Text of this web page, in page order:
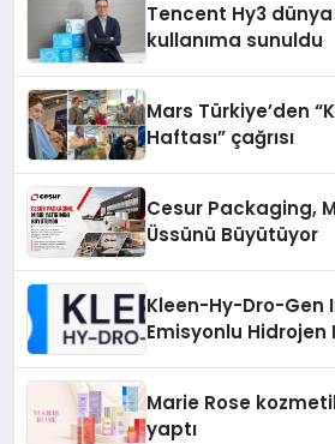
Tencent Hy3
kullanıma sunuldu
Mars Türkiye’den
Haftası” çağrısı
Cesur Packaging,
Üssünü Büyütüyor
Kleen-Hy-Dro-Gen
Emisyonlu Hidrojen
Marie Rose
yaptı